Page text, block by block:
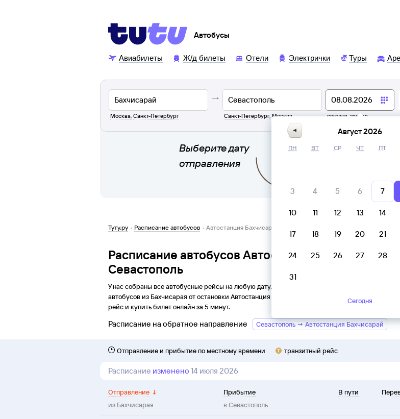
Автобусы
Авиабилеты Ж/д билеты Отели Электрички Туры
Москва, Санкт-Петербург Санкт-Петербург, Москва сегодня, завтра
Выберите дату
отправления
Туту.ру · Расписание автобусов · Автостанция Бахчисарай → Севастополь
Расписание автобусов Автостанция Бахчисарай
Севастополь
У нас собраны все автобусные рейсы на любую дату. Вы можете узнать точное расписание
автобусов из Бахчисарая отостановки Автостанция
рейс и купить билет онлайн за 5 минут.
Расписание на обратное направление Севастополь → Автостанция Бахчисарай
Отправление и прибытие по местному времени транзитный рейс
Расписание изменено 14 июля 2026
Отправление ↓
из Бахчисарая
Прибытие
в Севастополь
В пути
Август 2026
ПН ВТ СР ЧТ ПТ
3 4 5 6 7
10 11 12 13 14
17 18 19 20 21
24 25 26 27 28
31
Сегодня